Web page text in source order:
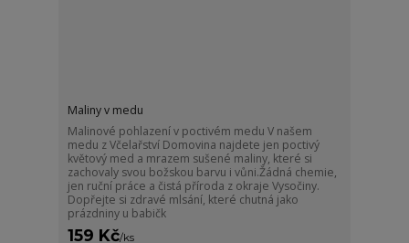
Maliny v medu
Malinové pohlazení v poctivém medu V našem
medu z Včelařství Domovina najdete jen poctivý
květový med a mrazem sušené maliny, které si
zachovaly svou božskou barvu i vůni.Žádná chemie,
jen ruční práce a čistá příroda z okraje Vysočiny.
Dopřejte si zdravé mlsání, které chutná jako
prázdniny u babičk
159 Kč/ks